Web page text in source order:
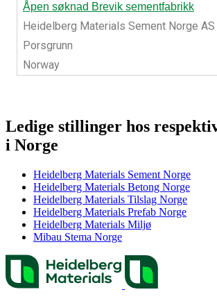
Ledige stillinger hos
i Norge
Heidelberg Materials Sement Norge
Heidelberg Materials Betong Norge
Heidelberg Materials Tilslag Norge
Heidelberg Materials Prefab Norge
Heidelberg Materials Miljø
Mibau Stema Norge